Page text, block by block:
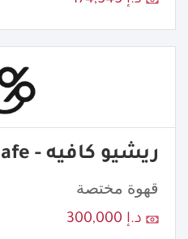
ريشيو كافيه - Ratio Cafe
قهوة مختصة
د.إ 300,000